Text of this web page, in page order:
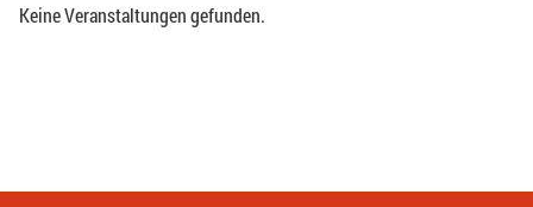
Keine Veranstaltungen gefunden.